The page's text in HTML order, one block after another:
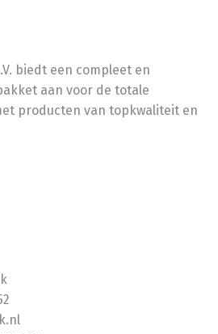
biedt een compleet en
aan voor de totale
producten van topkwaliteit en